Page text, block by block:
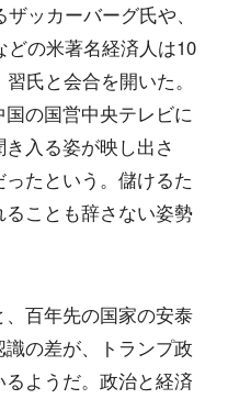
ッカーバーグ氏や、
どの米著名経済人は10
氏と会合を開いた。
の国営中央テレビに
入る姿が映し出さ
たという。儲けるた
ことも辞さない姿勢
百年先の国家の安泰
の差が、トランプ政
ようだ。政治と経済